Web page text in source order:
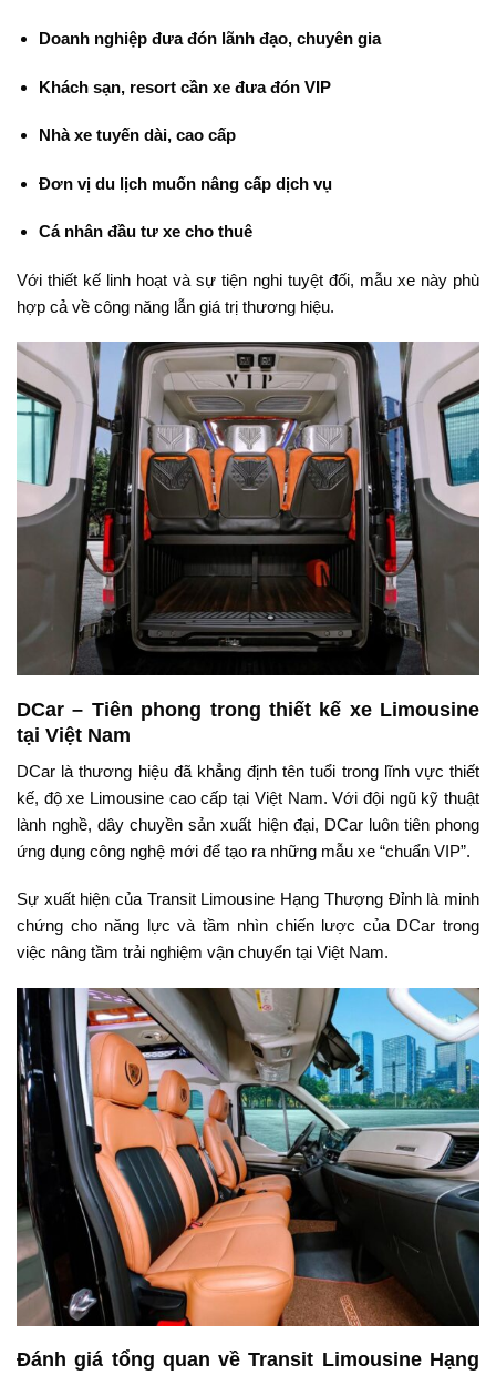
Doanh nghiệp đưa đón lãnh đạo, chuyên gia
Khách sạn, resort cần xe đưa đón VIP
Nhà xe tuyến dài, cao cấp
Đơn vị du lịch muốn nâng cấp dịch vụ
Cá nhân đầu tư xe cho thuê
Với thiết kế linh hoạt và sự tiện nghi tuyệt đối, mẫu xe này phù
hợp cả về công năng lẫn giá trị thương hiệu.
DCar – Tiên phong trong thiết kế xe Limousine
tại Việt Nam
DCar là thương hiệu đã khẳng định tên tuổi trong lĩnh vực thiết
kế, độ xe Limousine cao cấp tại Việt Nam. Với đội ngũ kỹ thuật
lành nghề, dây chuyền sản xuất hiện đại, DCar luôn tiên phong
ứng dụng công nghệ mới để tạo ra những mẫu xe “chuẩn VIP”.
Sự xuất hiện của Transit Limousine Hạng Thượng Đỉnh là minh
chứng cho năng lực và tầm nhìn chiến lược của DCar trong
việc nâng tầm trải nghiệm vận chuyển tại Việt Nam.
Đánh giá tổng quan về Transit Limousine Hạng